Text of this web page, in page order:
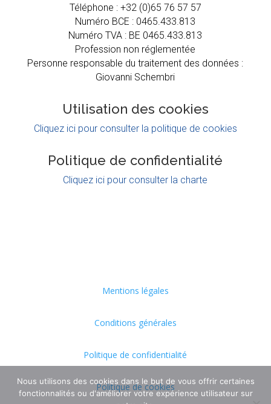
Téléphone : +32 (0)65 76 57 57
Numéro BCE : 0465.433.813
Numéro TVA : BE 0465.433.813
Profession non réglementée
Personne responsable du traitement des données :
Giovanni Schembri
Utilisation des cookies
Cliquez ici pour consulter la politique de cookies
Politique de confidentialité
Cliquez ici pour consulter la charte
Mentions légales
Conditions générales
Politique de confidentialité
Politique de cookies
Nous utilisons des cookies dans le but de vous offrir certaines
fonctionnalités ou d'améliorer votre expérience utilisateur sur